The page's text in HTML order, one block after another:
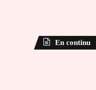
En continu